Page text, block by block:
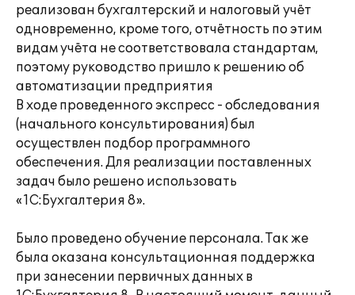
реализован бухгалтерский и налоговый учёт
одновременно, кроме того, отчётность по этим
видам учёта не соответствовала стандартам,
поэтому руководство пришло к решению об
автоматизации предприятия
В ходе проведенного экспресс - обследования
(начального консультирования) был
осуществлен подбор программного
обеспечения. Для реализации поставленных
задач было решено использовать
«1С:Бухгалтерия 8».
Было проведено обучение персонала. Так же
была оказана консультационная поддержка
при занесении первичных данных в